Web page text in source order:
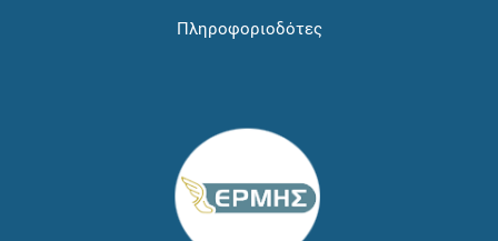
Πληροφοριοδότες